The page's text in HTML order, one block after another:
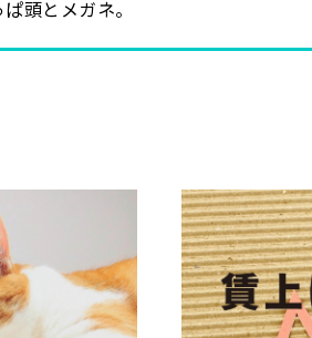
頭とメガネ。